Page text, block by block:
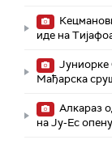
иде на
Јуниорке
Мађарска
Алкараз
на Ју-Ес